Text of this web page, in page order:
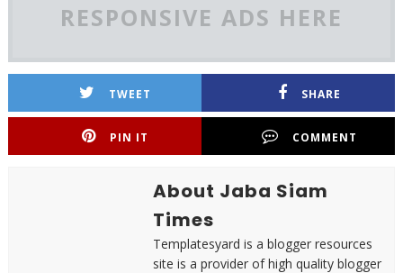
RESPONSIVE ADS HERE
TWEET SHARE
PIN IT COMMENT
About Jaba Siam
Times
Templatesyard is a blogger resources
site is a provider of high quality blogger